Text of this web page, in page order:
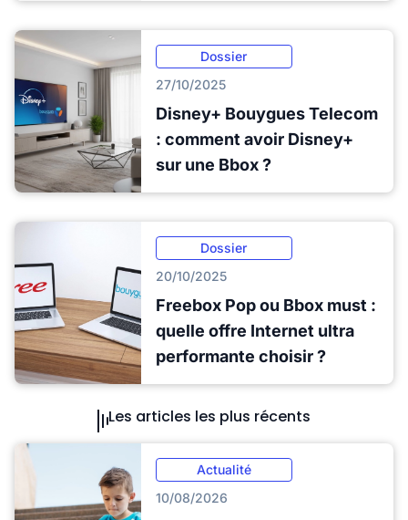
Dossier
27/10/2025
Disney+ Bouygues Telecom
: comment avoir Disney+
sur une Bbox ?
Dossier
20/10/2025
Freebox Pop ou Bbox must :
quelle offre Internet ultra
performante choisir ?
Les articles les plus récents
Actualité
10/08/2026